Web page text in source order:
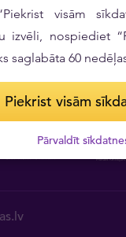
visām
izvēli, nospiediet
saglabāta 60
Piekrist visām
Pārvaldīt